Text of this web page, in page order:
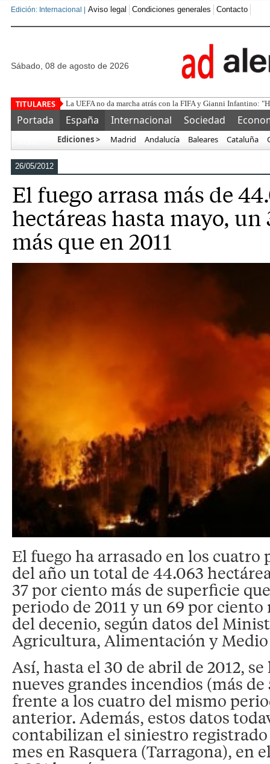
Edición: Internacional | Aviso legal Condiciones generales Contacto
sábado, 08 de agosto de 2026
Juan d
Portada España Internacional Sociedad
Ediciones > Madrid Andalucía Baleares Cataluña
26/05/2012
El fuego arrasa más de
hectáreas hasta mayo, un
más que en 2011
El fuego ha arrasado en los cuatro
del año un total de 44.063
37 por ciento más de superficie
periodo de 2011 y un 69 por ciento
del decenio, según datos del
Agricultura, Alimentación y
Así, hasta el 30 de abril de 2012,
nueves grandes incendios (más
frente a los cuatro del mismo
anterior. Además, estos datos
contabilizan el siniestro registrado
mes en Rasquera (Tarragona), en